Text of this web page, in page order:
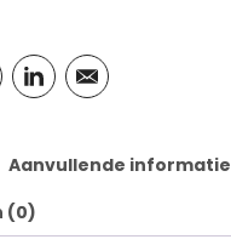
Aanvullende informatie
(0)